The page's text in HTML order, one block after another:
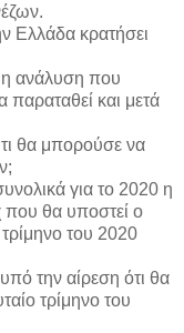
Ελλάδα κρατήσει
η ανάλυση που
παραταθεί και μετά
τι θα μπορούσε να
για το 2020 η
που θα υποστεί ο
τρίμηνο του 2020
την αίρεση ότι θα
τρίμηνο του